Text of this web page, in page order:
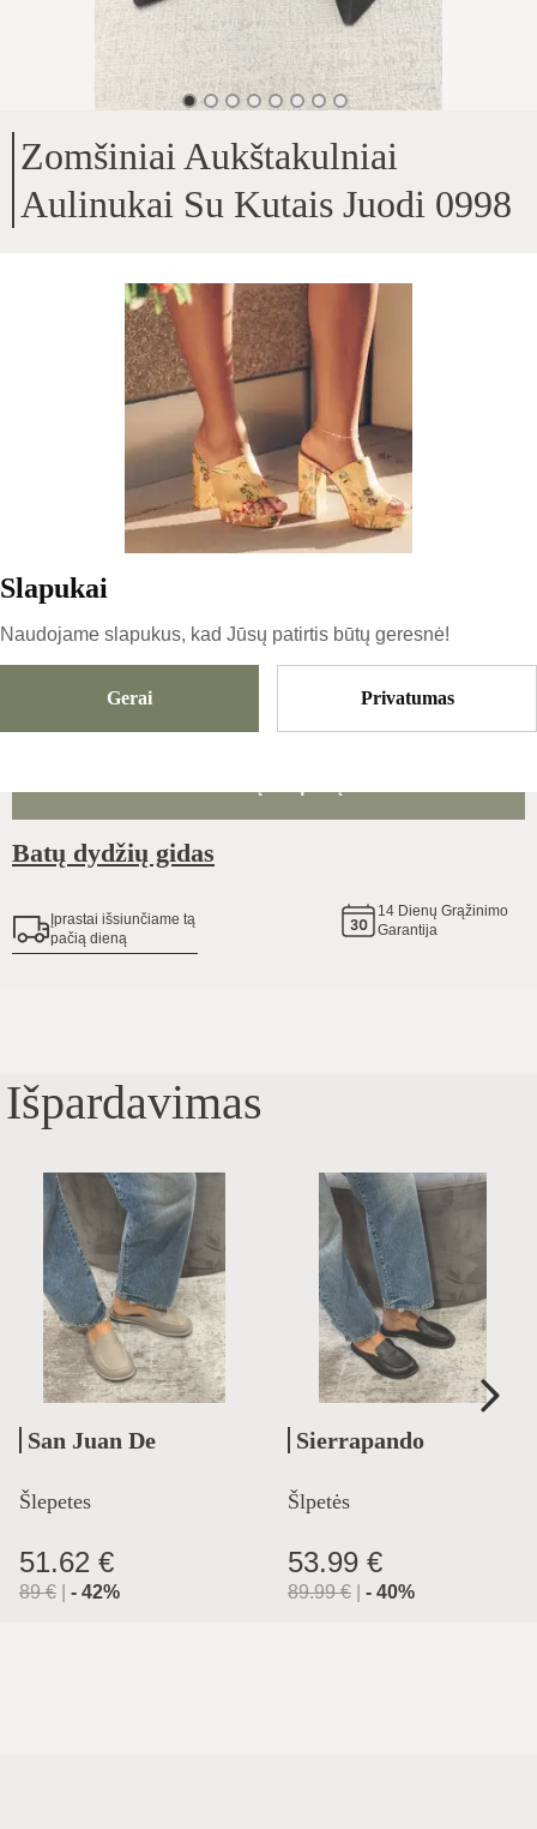
Slapukai
Naudojame slapukus, kad Jūsų patirtis būtų geresnė!
Gerai Privatumas
Zomšiniai Aukštakulniai
Aulinukai Su Kutais Juodi 0998
Viduje - natūrali oda + įsiūta tekstilė viduje ;
Kulno aukštis - 5.5cm
Patogus bei stilingi batai
;
VEdL1BqdZ4uzqMmWT3ba
127€
Pasirinkti Dydį
Batų dydžių gidas
Įprastai išsiunčiame tą
pačią dieną
14 Dienų Grąžinimo
Garantija
Išpardavimas
San Juan De
Šlepetes
51.62 €
89€ - 42%
Sierrapando
Šlpetės
53.99 €
89.99€ - 40%